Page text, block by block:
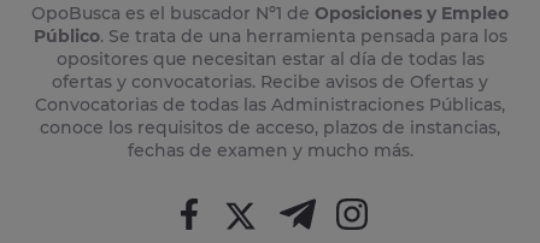
OpoBusca es el buscador Nº1 de Oposiciones y Empleo
Público. Se trata de una herramienta pensada para los
opositores que necesitan estar al día de todas las
ofertas y convocatorias. Recibe avisos de Ofertas y
Convocatorias de todas las Administraciones Públicas,
conoce los requisitos de acceso, plazos de instancias,
fechas de examen y mucho más.